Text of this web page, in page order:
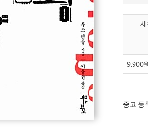
새
9,900
중고 등